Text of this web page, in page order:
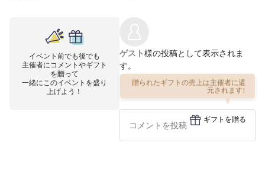
イベント前でも後でも
主催者にコメントやギフト
を贈って
一緒にこのイベントを盛り
上げよう！
ゲスト様の投稿として表示されま
す。
贈られたギフトの売上は主催者に還
元されます!
ギフトを贈る